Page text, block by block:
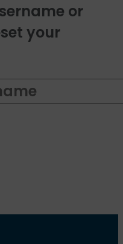
or
your